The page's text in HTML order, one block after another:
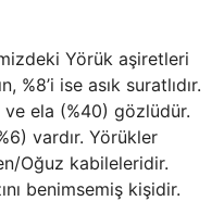
Yörük aşiretleri
%8’i ise asık suratlıdır.
ela (%40) gözlüdür.
vardır. Yörükler
Oğuz kabileleridir.
benimsemiş kişidir.